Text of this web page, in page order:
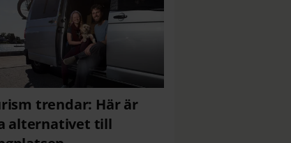
trendar: Här är
alternativet till